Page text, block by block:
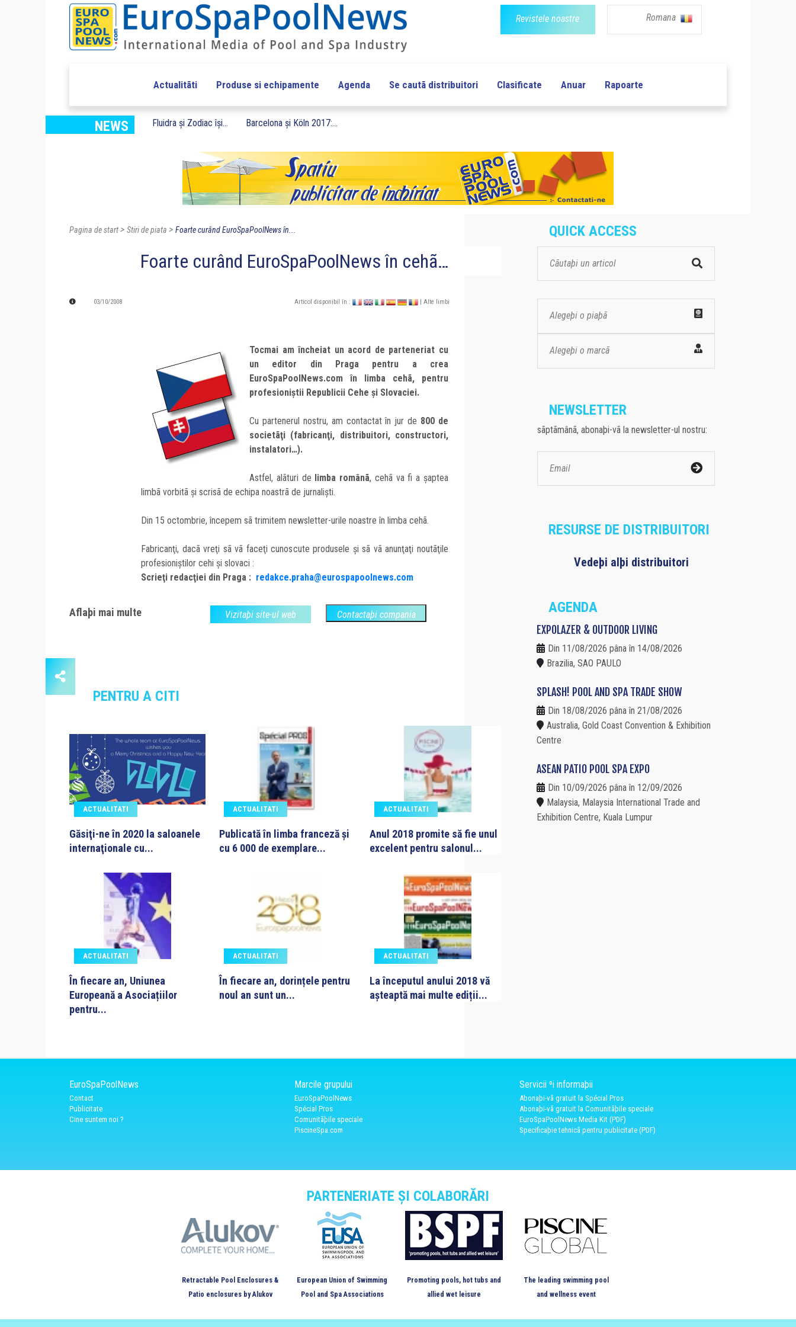
Revistele noastre Romana
Actualitãti Produse si echipamente Agenda Se cautã distribuitori Clasificate Anuar Rapoarte
NEWS Fluidra și Zodiac își... Barcelona și Köln 2017:...
Pagina de start> Stiri de piata > Foarte curând EuroSpaPoolNews în...
Foarte curând EuroSpaPoolNews în cehã…
03/10/2008 Articol disponibil în : | Alte limbi
Tocmai am încheiat un acord de parteneriat cu
un editor din Praga pentru a crea
EuroSpaPoolNews.com în limba cehã, pentru
profesioniştii Republicii Cehe şi Slovaciei.
Cu partenerul nostru, am contactat în jur de 800 de
societãţi (fabricanţi, distribuitori, constructori,
instalatori…).
Astfel, alãturi de limba românã, cehã va fi a şaptea
limbã vorbitã şi scrisã de echipa noastrã de jurnalişti.
Din 15 octombrie, începem sã trimitem newsletter-urile noastre în limba cehã.
Fabricanţi, dacã vreţi sã vã faceţi cunoscute produsele şi sã vã anunţaţi noutãţile
profesioniştilor cehi şi slovaci :
Scrieţi redacţiei din Praga : redakce.praha@eurospapoolnews.com
Aflaþi mai multe Vizitaþi site-ul web Contactaþi compania
PENTRU A CITI
ACTUALITATI
Găsiţi-ne în 2020 la saloanele
internaţionale cu...
ACTUALITATI
Publicată în limba franceză și
cu 6 000 de exemplare...
ACTUALITATI
Anul 2018 promite să fie unul
excelent pentru salonul...
ACTUALITATI
În fiecare an, Uniunea
Europeană a Asociațiilor
pentru...
ACTUALITATI
În fiecare an, dorințele pentru
noul an sunt un...
ACTUALITATI
La începutul anului 2018 vă
așteaptă mai multe ediții...
QUICK ACCESS
Alegeþi o piaþã
Alegeþi o marcã
NEWSLETTER
sãptãmânã, abonaþi-vã la newsletter-ul nostru:
RESURSE DE DISTRIBUITORI
Vedeþi alþi distribuitori
AGENDA
EXPOLAZER & OUTDOOR LIVING
Din 11/08/2026 pâna în 14/08/2026
Brazilia, SAO PAULO
SPLASH! POOL AND SPA TRADE SHOW
Din 18/08/2026 pâna în 21/08/2026
Australia, Gold Coast Convention & Exhibition
Centre
ASEAN PATIO POOL SPA EXPO
Din 10/09/2026 pâna în 12/09/2026
Malaysia, Malaysia International Trade and
Exhibition Centre, Kuala Lumpur
EuroSpaPoolNews
Contact
Publicitate
Cine suntem noi ?
Marcile grupului
EuroSpaPoolNews
Spécial Pros
Comunitãþile speciale
PiscineSpa.com
Servicii ºi informaþii
Abonaþi-vã gratuit la Spécial Pros
Abonaþi-vã gratuit la Comunitãþile speciale
EuroSpaPoolNews Media Kit (PDF)
Specificaþie tehnicã pentru publicitate (PDF)
PARTENERIATE ȘI COLABORĂRI
Retractable Pool Enclosures &
Patio enclosures by Alukov
European Union of Swimming
Pool and Spa Associations
Promoting pools, hot tubs and
allied wet leisure
The leading swimming pool
and wellness event